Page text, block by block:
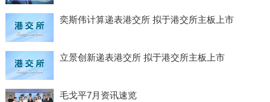
奕斯伟计算递表港交所 拟于港交所主板上市
立景创新递表港交所 拟于港交所主板上市
毛戈平7月资讯速览